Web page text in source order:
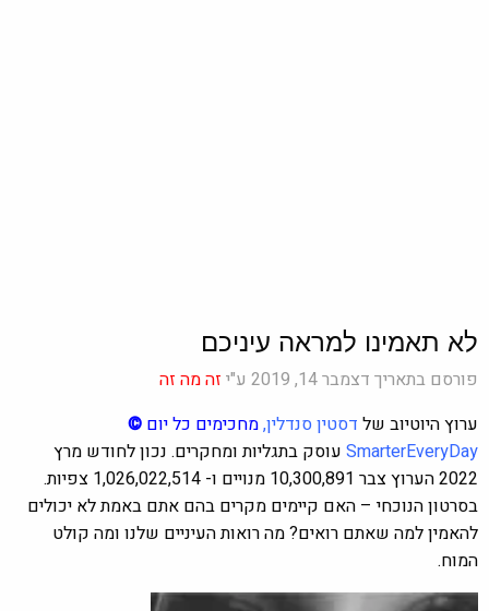
לא תאמינו למראה עיניכם
פורסם בתאריך דצמבר 14, 2019 ע"י
זה מה זה
ערוץ היוטיוב של דסטין סנדלין,מחכימים כל יום ©
SmarterEveryDay עוסק בתגליות ומחקרים. נכון לחודש מרץ
2022 הערוץ צבר 10,300,891 מנויים ו- 1,026,022,514 צפיות.
בסרטון הנוכחי – האם קיימים מקרים בהם אתם באמת לא יכולים
להאמין למה שאתם רואים? מה רואות העיניים שלנו ומה קולט
המוח.